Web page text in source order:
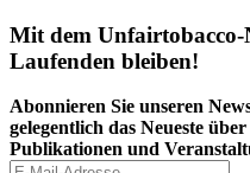
Mit dem Unfairtobacco-
Laufenden bleiben!
Abonnieren Sie unseren
gelegentlich das Neueste
Publikationen und